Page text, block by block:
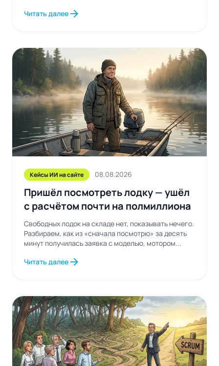
Читать далее arrow_forward
Кейсы ИИ на сайте 08.08.2026
Пришёл посмотреть лодку — ушёл
с расчётом почти на полмиллиона
Свободных лодок на складе нет, показывать нечего.
Разбираем, как из «сначала посмотрю» за десять
минут получилась заявка с моделью, мотором...
Читать далее arrow_forward